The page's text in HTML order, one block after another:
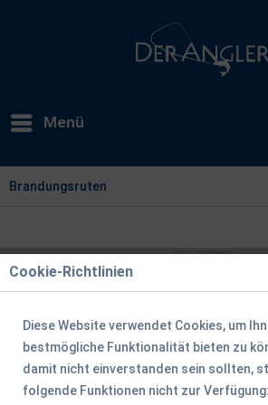
Menü
Brandungsruten
Cookie-Richtlinien
Diese Website verwendet Cookies, um
bestmögliche Funktionalität bieten zu
damit nicht einverstanden sein sollten,
folgende Funktionen nicht zur Verfügung: